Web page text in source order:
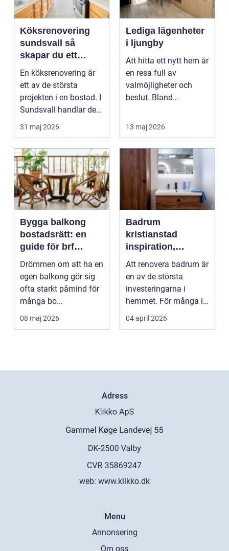
Köksrenovering
sundsvall så
skapar du ett
hållbart och
funktionellt kök
En köksrenovering är
ett av de största
projekten i en bostad. I
Sundsvall handlar det
ofta om att ko...
31 maj 2026
Lediga lägenheter
i ljungby
Att hitta ett nytt hem är
en resa full av
valmöjligheter och
beslut. Bland
och sjö...
13 maj 2026
Bygga balkong
bostadsrätt: en
guide för brf
medlemmar
Drömmen om att ha en
egen balkong gör sig
ofta starkt påmind för
många bo...
08 maj 2026
Badrum
kristianstad
inspiration,
planering och
smarta val
Att renovera badrum är
en av de största
investeringarna i
hemmet. För många i
och runt Kristianstad ...
04 april 2026
Adress
web: www.klikko.dk
Menu
Annonsering
Om oss